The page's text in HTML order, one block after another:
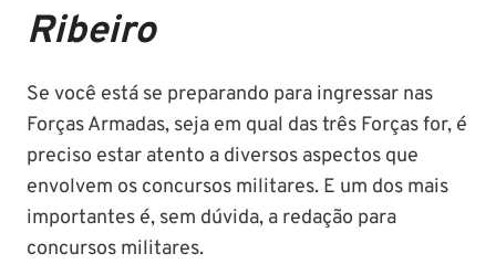
Ribeiro
Se você está se preparando para ingressar nas
Forças Armadas, seja em qual das três Forças for, é
preciso estar atento a diversos aspectos que
envolvem os concursos militares. E um dos mais
importantes é, sem dúvida, a redação para
concursos militares.